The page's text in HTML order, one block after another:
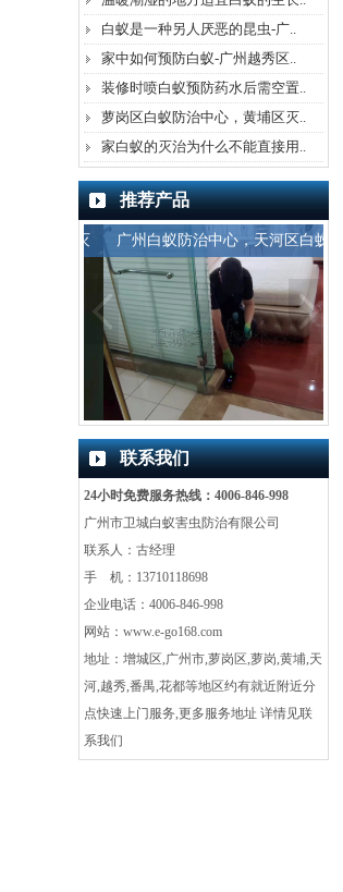
白蚁是一种另人厌恶的昆虫-广..
家中如何预防白蚁-广州越秀区..
装修时喷白蚁预防药水后需空置..
萝岗区白蚁防治中心，黄埔区灭..
家白蚁的灭治为什么不能直接用..
推荐产品
广州白蚁防治中心，天河区白蚁
联系我们
24小时免费服务热线：4006-846-998
广州市卫城白蚁害虫防治有限公司
联系人：古经理
手 机：13710118698
企业电话：4006-846-998
网站： www.e-go168.com
地址：增城区,广州市,萝岗区,萝岗,黄埔,天
河,越秀,番禺,花都等地区约有就近附近分
点快速上门服务,更多服务地址 详情见联
系我们